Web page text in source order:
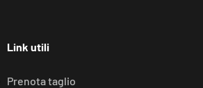
Link utili
Prenota taglio